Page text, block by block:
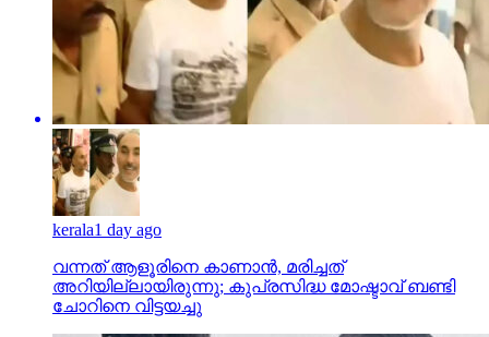
kerala1 day ago
വന്നത് ആളൂരിനെ കാണാന്‍, മരിച്ചത്
അറിയില്ലായിരുന്നു; കുപ്രസിദ്ധ മോഷ്ടാവ് ബണ്ടി
ചോറിനെ വിട്ടയച്ചു